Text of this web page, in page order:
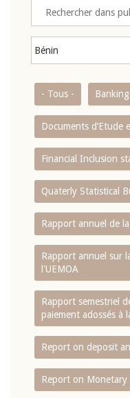
- Tous -
Documents d’Etude
Financial Inclusion
Quaterly Statistical
Rapport annuel de
Rapport annuel sur
l'UEMOA
Rapport semestriel
paiement adossés à
Report on deposit
Report on Monetary